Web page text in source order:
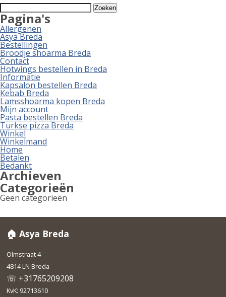
Zoeken
naar:
Pagina's
Allergenen
Asya Breda
Bestellingen
Broodje shoarma Breda
Contact
Hotwings bestellen in Breda
Informatie
Kapsalon bestellen Breda
Kebab Breda
Lamsshoarma kopen Breda
Mijn account
Pasta bestellen Breda
Turkse pizza Breda
Winkel
Winkelmand
Home
Betalen
Bedankt
Archieven
Categorieën
Geen categorieën
🏠 Asya Breda
Olmstraat 4
4814 LN Breda
☏ +31765209208
KvK: 92713610